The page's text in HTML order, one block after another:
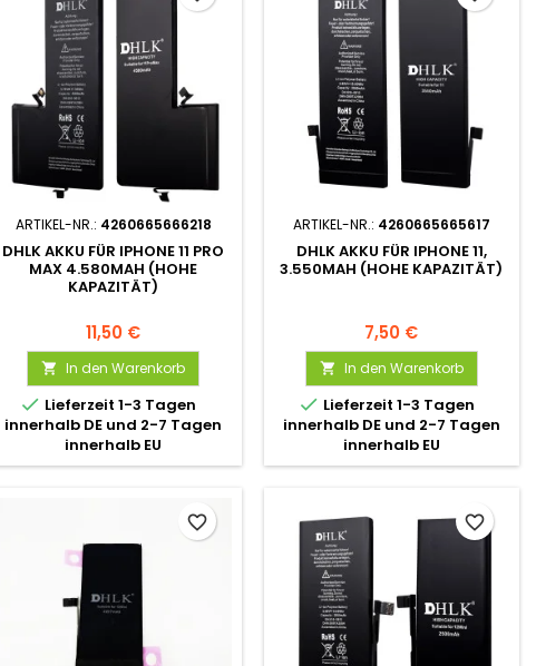
ARTIKEL-NR.: 4260665666218
DHLK AKKU FÜR IPHONE 11 PRO
MAX 4.580MAH (HOHE
KAPAZITÄT)
11,50 €
 In den Warenkorb
 Lieferzeit 1-3 Tagen
innerhalb DE und 2-7 Tagen
innerhalb EU
ARTIKEL-NR.: 4260665665617
DHLK AKKU FÜR IPHONE 11,
3.550MAH (HOHE KAPAZITÄT)
7,50 €
 In den Warenkorb
 Lieferzeit 1-3 Tagen
innerhalb DE und 2-7 Tagen
innerhalb EU
favorite_border favorite_border